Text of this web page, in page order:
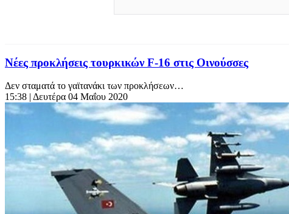
Νέες προκλήσεις τουρκικών F-16 στις Οινούσσες
Δεν σταματά το γαϊτανάκι των προκλήσεων…
15:38 | Δευτέρα 04 Μαΐου 2020